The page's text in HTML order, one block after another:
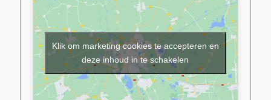
Klik om marketing cookies te accepteren en
deze inhoud in te schakelen